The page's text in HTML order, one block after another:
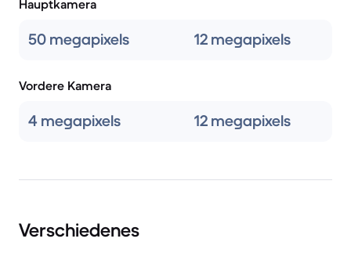
Hauptkamera
50 megapixels 12 megapixels
Vordere Kamera
4 megapixels 12 megapixels
Verschiedenes